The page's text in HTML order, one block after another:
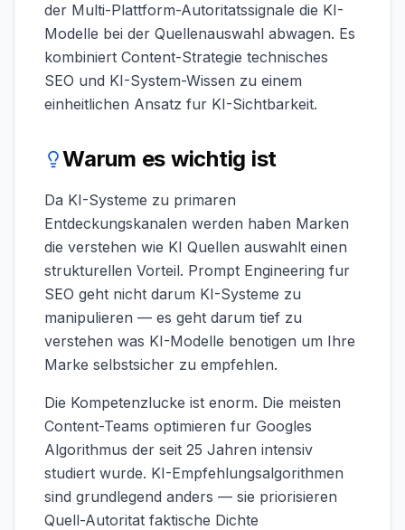
der Multi-Plattform-Autoritatssignale die KI-
Modelle bei der Quellenauswahl abwagen. Es
kombiniert Content-Strategie technisches
SEO und KI-System-Wissen zu einem
einheitlichen Ansatz fur KI-Sichtbarkeit.
Warum es wichtig ist
Da KI-Systeme zu primaren
Entdeckungskanalen werden haben Marken
die verstehen wie KI Quellen auswahlt einen
strukturellen Vorteil. Prompt Engineering fur
SEO geht nicht darum KI-Systeme zu
manipulieren — es geht darum tief zu
verstehen was KI-Modelle benotigen um Ihre
Marke selbstsicher zu empfehlen.
Die Kompetenzlucke ist enorm. Die meisten
Content-Teams optimieren fur Googles
Algorithmus der seit 25 Jahren intensiv
studiert wurde. KI-Empfehlungsalgorithmen
sind grundlegend anders — sie priorisieren
Quell-Autoritat faktische Dichte